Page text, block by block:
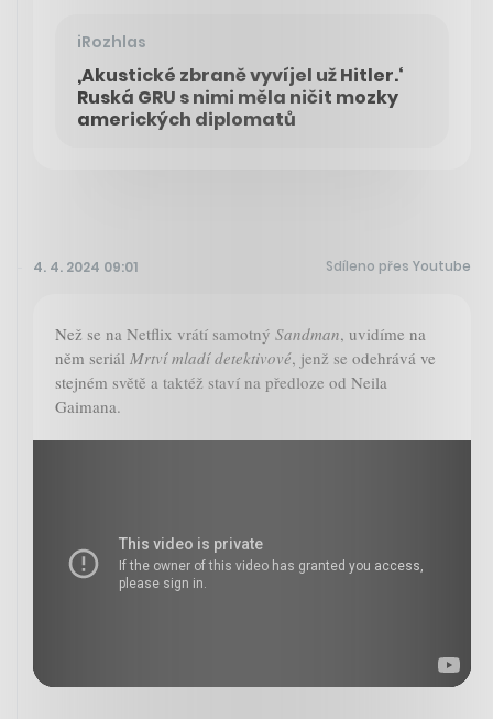
iRozhlas
‚Akustické zbraně vyvíjel už Hitler.‘
Ruská GRU s nimi měla ničit mozky
amerických diplomatů
4. 4. 2024 09:01 Sdíleno přes Youtube
Než se na Netflix vrátí samotný Sandman, uvidíme na
něm seriál Mrtví mladí detektivové, jenž se odehrává ve
stejném světě a taktéž staví na předloze od Neila
Gaimana.